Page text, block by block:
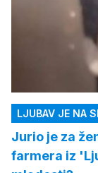
LJUBAV JE NA
Jurio je za
farmera iz